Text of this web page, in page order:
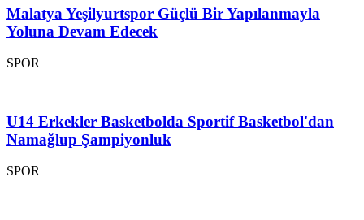
Malatya Yeşilyurtspor Güçlü Bir Yapılanmayla
Yoluna Devam Edecek
SPOR
U14 Erkekler Basketbolda Sportif Basketbol'dan
Namağlup Şampiyonluk
SPOR